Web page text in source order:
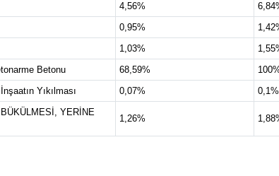
4,56%
0,95%
1,03%
Betonu
68,59%
Yıkılması
0,07% 0,1%
YERİNE
1,26%